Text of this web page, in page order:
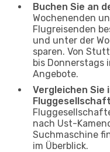
Buchen Sie an
Wochenenden
Flugreisenden
und unter der
sparen. Von
bis Donnerstags
Angebote.
Vergleichen Sie
nach Ust-
Suchmaschine
im Überblick.